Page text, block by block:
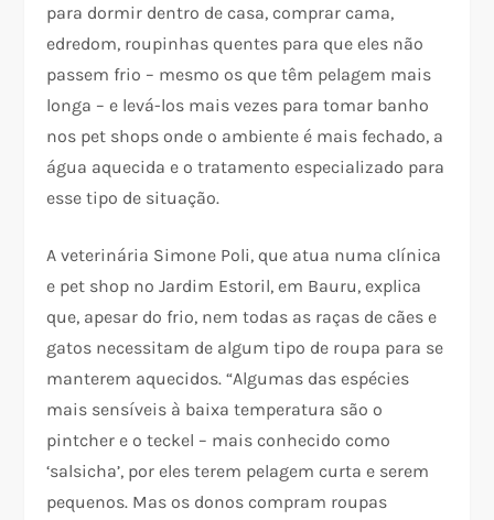
para dormir dentro de casa, comprar cama,
edredom, roupinhas quentes para que eles não
passem frio – mesmo os que têm pelagem mais
longa – e levá-los mais vezes para tomar banho
nos pet shops onde o ambiente é mais fechado, a
água aquecida e o tratamento especializado para
esse tipo de situação.
A veterinária Simone Poli, que atua numa clínica
e pet shop no Jardim Estoril, em Bauru, explica
que, apesar do frio, nem todas as raças de cães e
gatos necessitam de algum tipo de roupa para se
manterem aquecidos. “Algumas das espécies
mais sensíveis à baixa temperatura são o
pintcher e o teckel – mais conhecido como
‘salsicha’, por eles terem pelagem curta e serem
pequenos. Mas os donos compram roupas